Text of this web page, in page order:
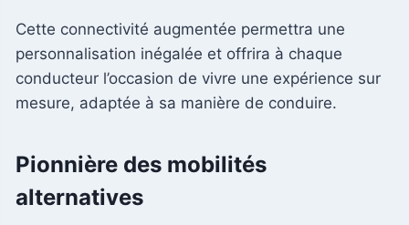
Cette connectivité augmentée permettra une
personnalisation inégalée et offrira à chaque
conducteur l’occasion de vivre une expérience sur
mesure, adaptée à sa manière de conduire.
Pionnière des mobilités
alternatives